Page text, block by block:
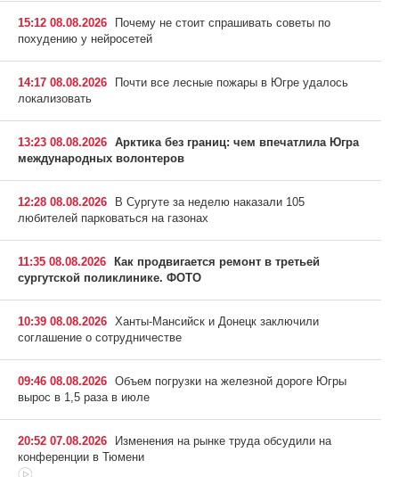
15:12 08.08.2026
Почему не стоит спрашивать советы по
похудению у нейросетей
14:17 08.08.2026
Почти все лесные пожары в Югре удалось
локализовать
13:23 08.08.2026 Арктика без границ: чем впечатлила Югра
международных волонтеров
12:28 08.08.2026
В Сургуте за неделю наказали 105
любителей парковаться на газонах
11:35 08.08.2026
Как продвигается ремонт в третьей
сургутской поликлинике. ФОТО
10:39 08.08.2026 Ханты-Мансийск и Донецк заключили
соглашение о сотрудничестве
09:46 08.08.2026 Объем погрузки на железной дороге Югры
вырос в 1,5 раза в июле
20:52 07.08.2026
Изменения на рынке труда обсудили на
конференции в Тюмени